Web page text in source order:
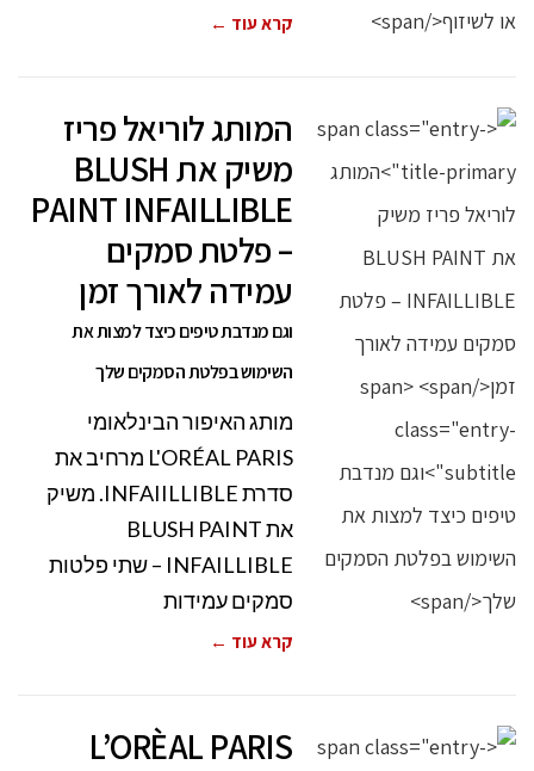
קרא עוד ←
המותג לוריאל פריז
משיק את BLUSH
PAINT INFAILLIBLE
– פלטת סמקים
עמידה לאורך זמן
וגם מנדבת טיפים כיצד למצות את
השימוש בפלטת הסמקים שלך
מותג האיפור הבינלאומי
L'ORÉAL PARIS מרחיב את
סדרת INFAIILLIBLE. משיק
את BLUSH PAINT
INFAILLIBLE – שתי פלטות
סמקים עמידות
קרא עוד ←
L’ORÈAL PARIS